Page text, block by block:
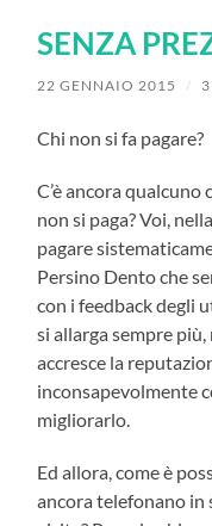
dispositivi
SENZA
22 GENNAIO 2015 /
Chi non si fa pagare?
C’è ancora qualcuno
non si paga? Voi,
pagare
Persino Dento che
con i feedback degli
si allarga sempre
accresce la
inconsapevolmente
migliorarlo.
Ed allora, come è
ancora telefonano in